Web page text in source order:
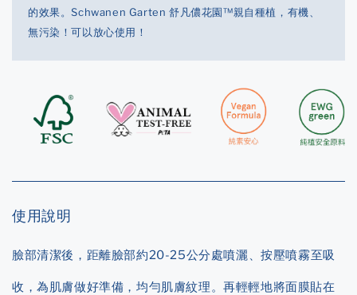
的效果。Schwanen Garten 舒凡儂花園™親自種植，有機、
無污染！可以放心使用！
使用說明
臉部清潔後，距離臉部約20-25公分處噴灑、按壓噴霧至吸
收，為肌膚做好準備，均勻肌膚紋理。再輕輕地將面膜貼在